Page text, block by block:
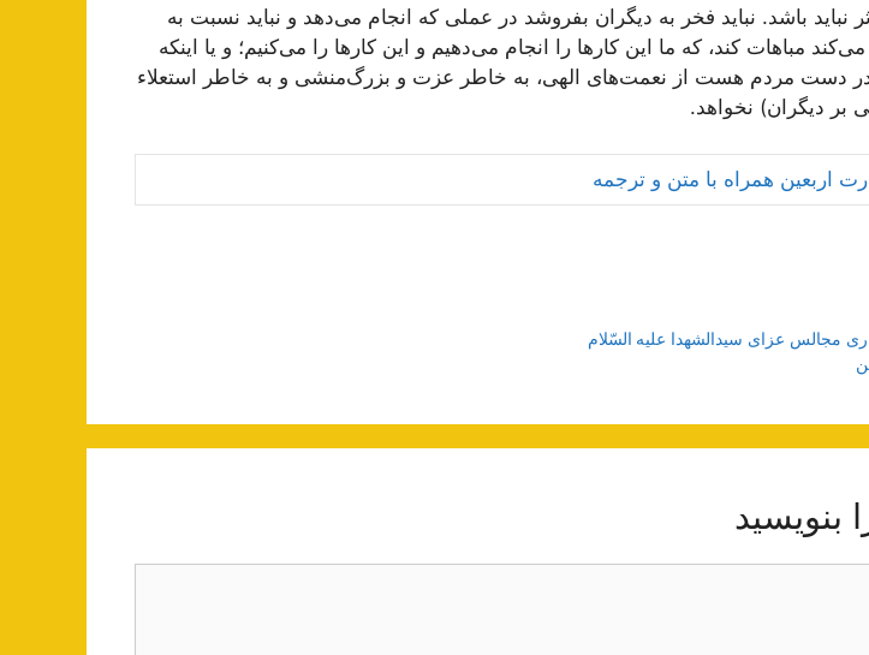
نباید باشد. نباید فخر به دیگران بفروشد در عملی كه انجام می‌دهد و نباید نسبت به
مباهات كند، كه ما این كارها را انجام می‌دهیم و این كارها را می‌كنیم؛ و یا اینكه
در دست مردم هست از نعمت‌های الهی، به خاطر عزت و بزرگ‌منشی و به خاطر استعلاء
بر دیگران) نخواهد.
اربعین همراه با متن و ترجمه
مجالس عزای سیدالشهدا علیه السّلام
بنویسید